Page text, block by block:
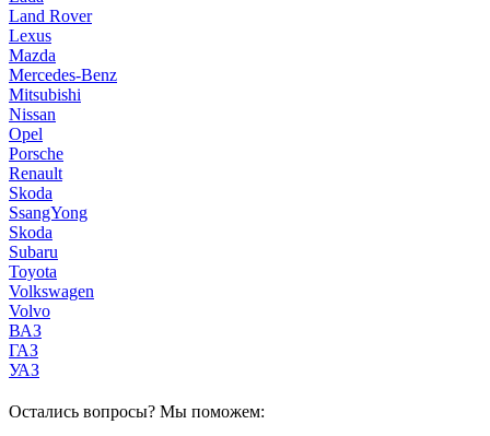
Land Rover
Lexus
Mazda
Mercedes-Benz
Mitsubishi
Nissan
Opel
Porsche
Renault
Skoda
SsangYong
Skoda
Subaru
Toyota
Volkswagen
Volvo
ВАЗ
ГАЗ
УАЗ
Остались вопросы? Мы поможем: